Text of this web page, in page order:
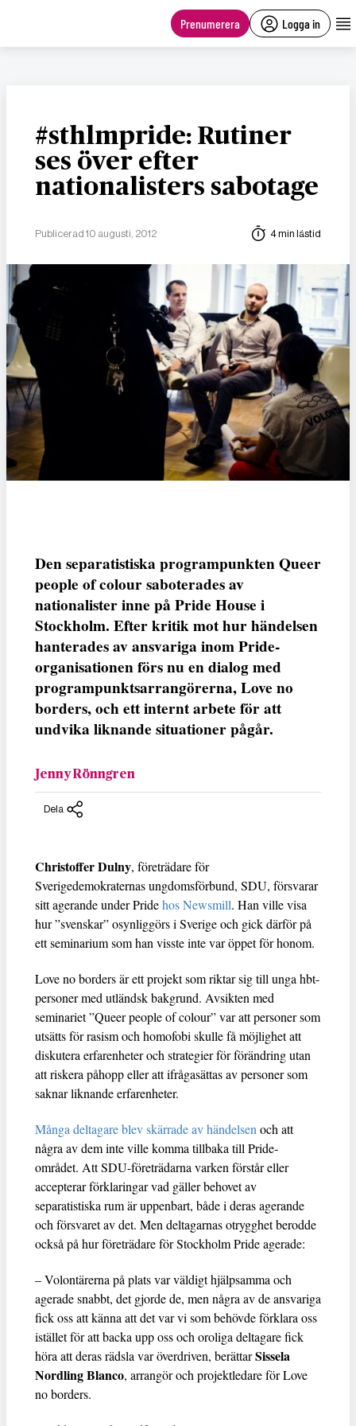
Prenumerera Logga in
#sthlmpride: Rutiner
ses över efter
nationalisters sabotage
Publicerad 10 augusti, 2012 4 min lästid
Den separatistiska programpunkten Queer
people of colour saboterades av
nationalister inne på Pride House i
Stockholm. Efter kritik mot hur händelsen
hanterades av ansvariga inom Pride-
organisationen förs nu en dialog med
programpunktsarrangörerna, Love no
borders, och ett internt arbete för att
undvika liknande situationer pågår.
Jenny Rönngren
Dela
Christoffer Dulny, företrädare för
Sverigedemokraternas ungdomsförbund, SDU, försvarar
sitt agerande under Pridehos Newsmill. Han ville visa
hur ”svenskar” osynliggörs i Sverige och gick därför på
ett seminarium som han visste inte var öppet för honom.
Love no borders är ett projekt som riktar sig till unga hbt-
personer med utländsk bakgrund. Avsikten med
seminariet ”Queer people of colour” var att personer som
utsätts för rasism och homofobi skulle få möjlighet att
diskutera erfarenheter och strategier för förändring utan
att riskera påhopp eller att ifrågasättas av personer som
saknar liknande erfarenheter.
Många deltagare blev skärrade av händelsen och att
några av dem inte ville komma tillbaka till Pride-
området. Att SDU-företrädarna varken förstår eller
accepterar förklaringar vad gäller behovet av
separatistiska rum är uppenbart, både i deras agerande
och försvaret av det. Men deltagarnas otrygghet berodde
också på hur företrädare för Stockholm Pride agerade:
– Volontärerna på plats var väldigt hjälpsamma och
agerade snabbt, det gjorde de, men några av de ansvariga
fick oss att känna att det var vi som behövde förklara oss
istället för att backa upp oss och oroliga deltagare fick
höra att deras rädsla var överdriven, berättarSissela
Nordling Blanco, arrangör och projektledare för Love
no borders.